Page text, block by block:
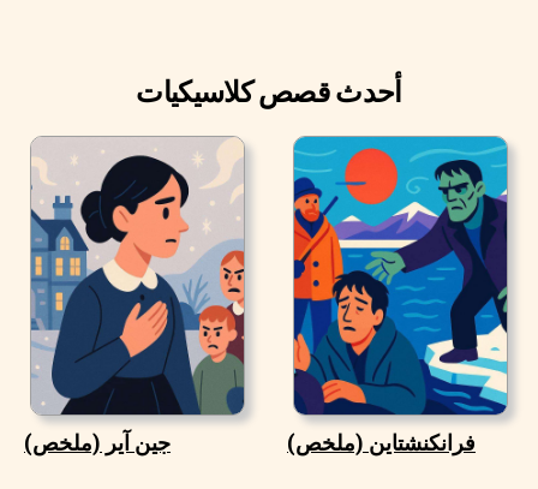
أحدث قصص كلاسيكيات
جين آير (ملخص) فرانكنشتاين (ملخص)